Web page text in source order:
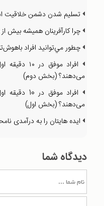
تسليم شدن دشمن خلاقيت
چرا كارآفرينان هميشه بيش از
چطور مي‌توانيد افراد
افراد
می‌دهند؟ (بخش دوم)
افراد
می‌دهند؟ (بخش اول)
ایده هایتان را به درآمدی
دیدگاه شما